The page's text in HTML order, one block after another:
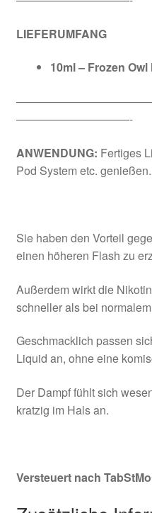
LIEFERUMFANG
10ml – Frozen
——————————-
ANWENDUNG: Fertiges
Pod System etc. genießen.
Sie haben den Vorteil
einen höheren Flash zu
Außerdem wirkt die
schneller als bei
Geschmacklich passen
Liquid an, ohne eine
Der Dampf fühlt sich
kratzig im Hals an.
Versteuert nach